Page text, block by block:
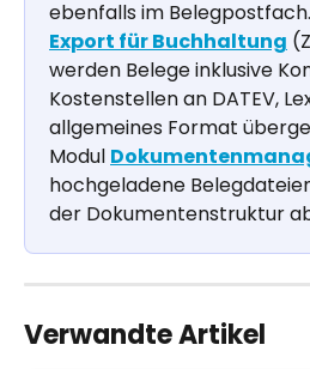
ebenfalls im
Export für Buchhaltung
werden Belege inklusive
Kostenstellen an DATEV,
allgemeines Format
Modul
hochgeladene
der Dokumentenstruktur
Verwandte Artikel